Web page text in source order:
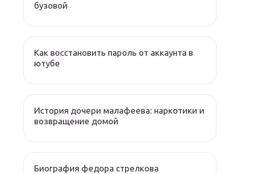
бузовой
Как восстановить пароль от аккаунта в
ютубе
История дочери малафеева: наркотики и
возвращение домой
Биография федора стрелкова